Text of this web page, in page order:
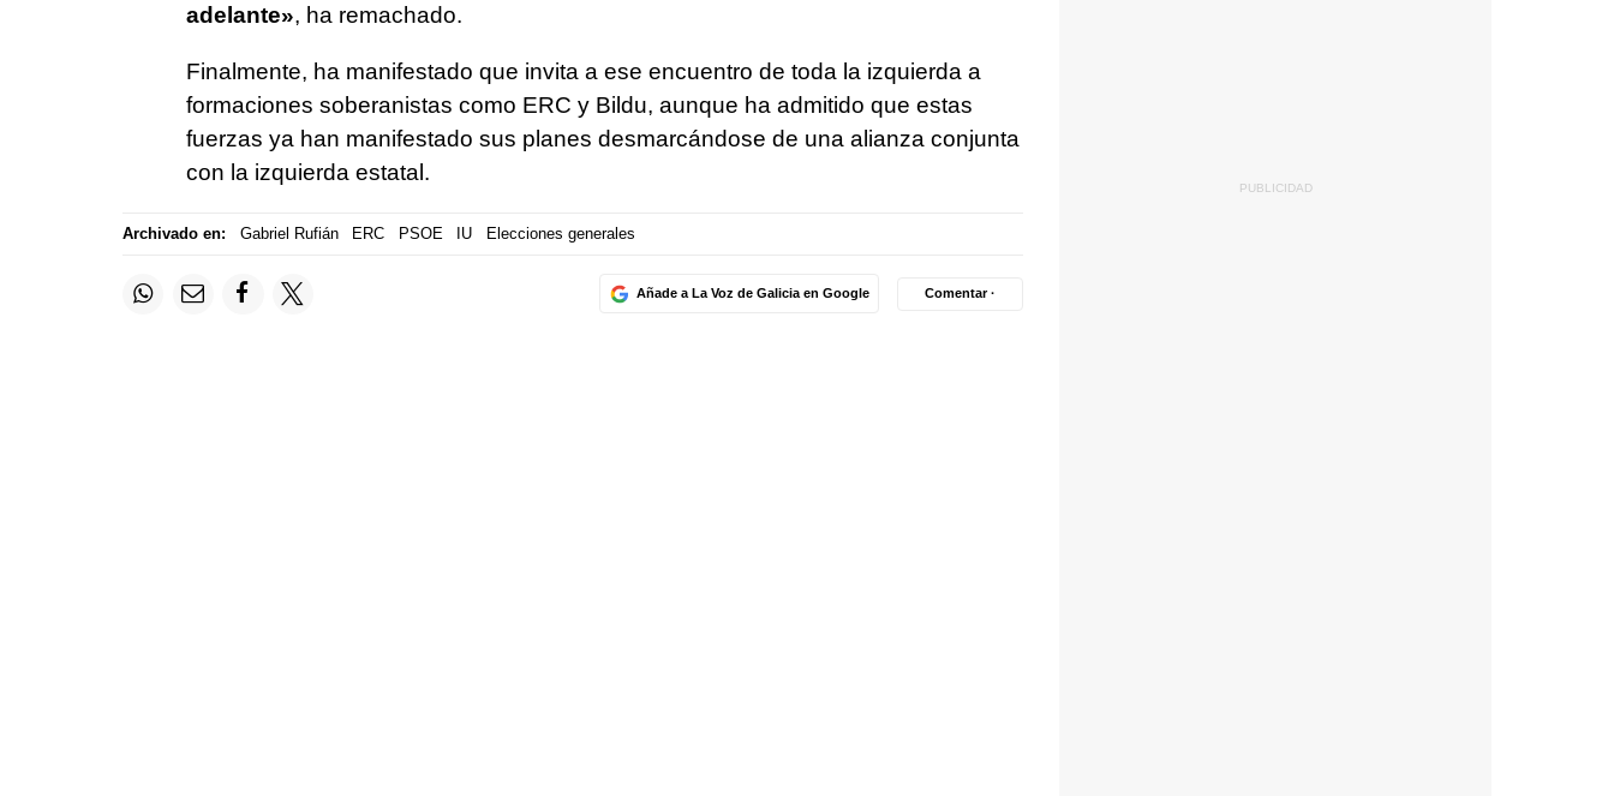
adelante», ha remachado.
Finalmente, ha manifestado que invita a ese encuentro de toda la izquierda a
formaciones soberanistas como ERC y Bildu, aunque ha admitido que estas
fuerzas ya han manifestado sus planes desmarcándose de una alianza conjunta
con la izquierda estatal.
Archivado en: Gabriel Rufián ERC PSOE IU Elecciones generales
Añade a La Voz de Galicia en Google Comentar ·